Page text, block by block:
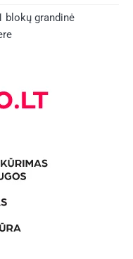
blokų grandinė